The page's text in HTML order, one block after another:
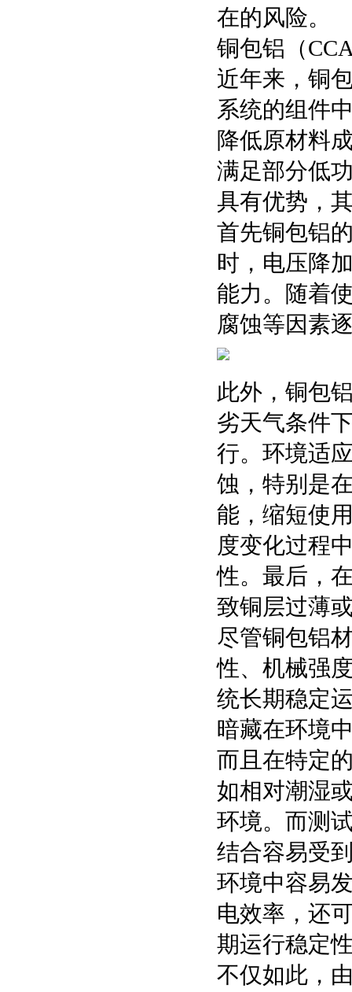
在的风险。
铜包铝（
近年来，铜
系统的组件
降低原材料
满足部分低
具有优势，
首先铜包铝
时，电压降
能力。随着
腐蚀等因素
此外，铜包
劣天气条件
行。环境适
蚀，特别是
能，缩短使
度变化过程
性。最后，
致铜层过薄
尽管铜包铝
性、机械强
统长期稳定
暗藏在环境
而且在特定
如相对潮湿
环境。而测
结合容易受
环境中容易
电效率，还
期运行稳定
不仅如此，